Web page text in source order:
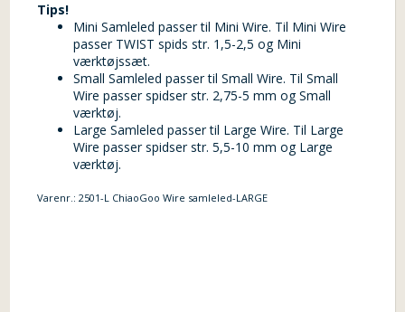
Tips!
Mini Samleled passer til Mini Wire. Til Mini Wire
passer TWIST spids str. 1,5-2,5 og Mini
værktøjssæt.
Small Samleled passer til Small Wire. Til Small
Wire passer spidser str. 2,75-5 mm og Small
værktøj.
Large Samleled passer til Large Wire. Til Large
Wire passer spidser str. 5,5-10 mm og Large
værktøj.
Varenr.:2501-L ChiaoGoo Wire samleled-LARGE